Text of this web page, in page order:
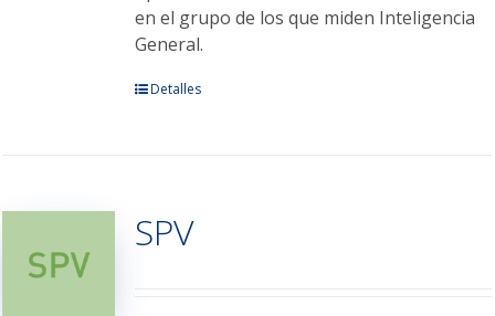
en el grupo de los que miden Inteligencia
General.
Este
Las
opciones
Detalles
SPV